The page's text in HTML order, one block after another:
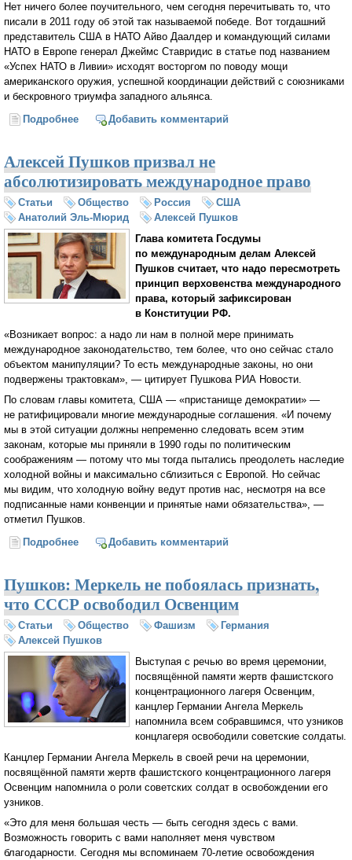
Нет ничего более поучительного, чем сегодня перечитывать то, что
писали в 2011 году об этой так называемой победе. Вот тогдашний
представитель США в НАТО Айво Даалдер и командующий силами
НАТО в Европе генерал Джеймс Ставридис в статье под названием
«Успех НАТО в Ливии» исходят восторгом по поводу мощи
американского оружия, успешной координации действий с союзниками
и бескровного триумфа западного альянса.
Подробнее о Война в Ливии: не ошибка, а катастрофа
Добавить комментарий
Алексей Пушков призвал не
абсолютизировать международное право
Статьи Общество Россия
США
Анатолий Эль-Мюрид
Алексей Пушков
Глава комитета Госдумы
по международным делам Алексей
Пушков считает, что надо пересмотреть
принцип верховенства международного
права, который зафиксирован
в Конституции РФ.
«Возникает вопрос: а надо ли нам в полной мере принимать
международное законодательство, тем более, что оно сейчас стало
объектом манипуляции? То есть международные законы, но они
подвержены трактовкам», — цитирует Пушкова РИА Новости.
По словам главы комитета, США — «пристанище демократии» —
не ратифицировали многие международные соглашения. «И почему
мы в этой ситуации должны непременно следовать всем этим
законам, которые мы приняли в 1990 годы по политическим
соображениям — потому что мы тогда пытались преодолеть наследие
холодной войны и максимально сблизиться с Европой. Но сейчас
мы видим, что холодную войну ведут против нас, несмотря на все
подписанные нами конвенции и принятые нами обязательства», —
отметил Пушков.
Подробнее о Алексей Пушков призвал не абсолютизировать
Добавить комментарий
Пушков: Меркель не побоялась признать,
что СССР освободил Освенцим
Статьи Общество Фашизм
Германия
Алексей Пушков
Выступая с речью во время церемонии,
посвящённой памяти жертв фашистского
концентрационного лагеря Освенцим,
канцлер Германии Ангела Меркель
напомнила всем собравшимся, что узников
концлагеря освободили советские солдаты.
Канцлер Германии Ангела Меркель в своей речи на церемонии,
посвящённой памяти жертв фашистского концентрационного лагеря
Освенцим напомнила о роли советских солдат в освобождении его
узников.
«Это для меня большая честь — быть сегодня здесь с вами.
Возможность говорить с вами наполняет меня чувством
благодарности. Сегодня мы вспоминаем 70-летие освобождения